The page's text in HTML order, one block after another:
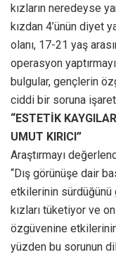
kızların neredeyse
kızdan 4’ünün diyet
olanı, 17-21 yaş
operasyon
bulgular, gençlerin
ciddi bir soruna
“ESTETİK
UMUT KIRICI”
Araştırmayı
“Dış görünüşe dair
etkilerinin sürdüğünü
kızları tüketiyor ve
özgüvenine
yüzden bu sorunun